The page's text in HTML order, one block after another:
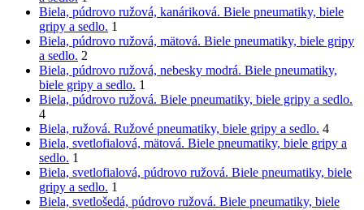
Biela, púdrovo ružová, kanáriková. Biele pneumatiky, biele
gripy a sedlo. 1
Biela, púdrovo ružová, mätová. Biele pneumatiky, biele gripy
a sedlo. 2
Biela, púdrovo ružová, nebesky modrá. Biele pneumatiky,
biele gripy a sedlo. 1
Biela, púdrovo ružová. Biele pneumatiky, biele gripy a sedlo.
4
Biela, ružová. Ružové pneumatiky, biele gripy a sedlo. 4
Biela, svetlofialová, mätová. Biele pneumatiky, biele gripy a
sedlo. 1
Biela, svetlofialová, púdrovo ružová. Biele pneumatiky, biele
gripy a sedlo. 1
Biela, svetlošedá, púdrovo ružová. Biele pneumatiky, biele